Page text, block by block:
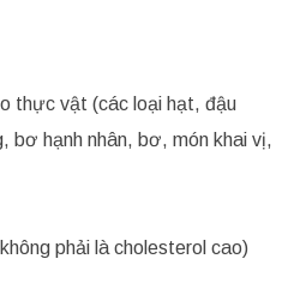
thực vật (các loại hạt, đậu
bơ hạnh nhân, bơ, món khai vị,
phải là cholesterol cao)